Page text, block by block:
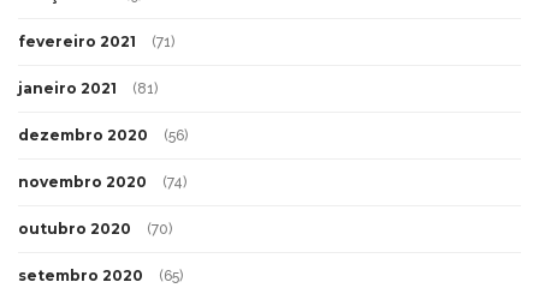
fevereiro 2021 (71)
janeiro 2021 (81)
dezembro 2020 (56)
novembro 2020 (74)
outubro 2020 (70)
setembro 2020 (65)